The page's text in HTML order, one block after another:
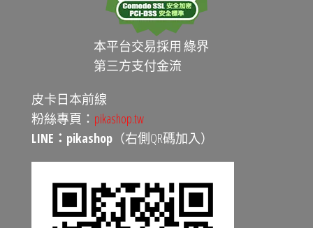
本平台交易採用 綠界
第三方支付金流
皮卡日本前線
粉絲專頁： pikashop.tw
LINE：pikashop （右側QR碼加入）